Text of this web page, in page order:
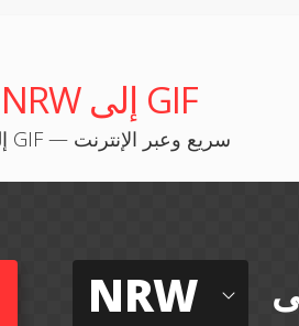
محول NRW إلى GIF
تحويل NRW إلى GIF — سريع وعبر الإنترنت
NRW